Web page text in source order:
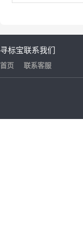
寻标宝
首页
联系我们
联系客服